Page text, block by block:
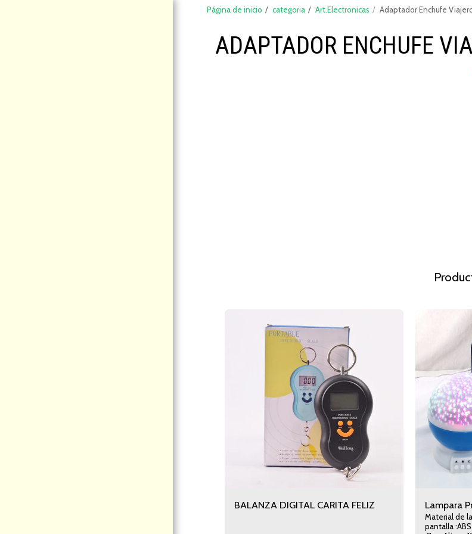
Página de inicio categoria Art.Electronicas Adaptador Enchufe
ADAPTADOR ENCHUFE
BALANZA DIGITAL CARITA FELIZ Lampara
Material de la base: Plastico Material de la
pantalla :ABS Modelo : Star master Diametro